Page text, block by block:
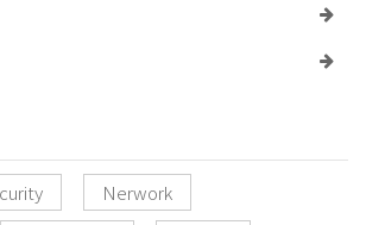
Nerwork